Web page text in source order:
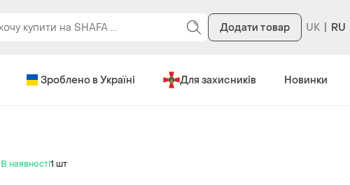
Додати товар RU
Зроблено в Україні Для захисників Новинки
В наявності1 шт